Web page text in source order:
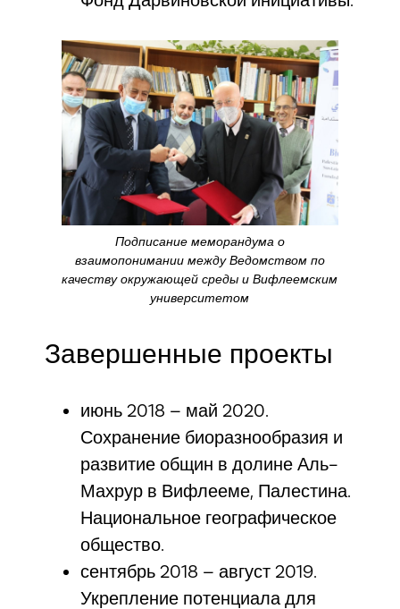
Подписание меморандума о
взаимопонимании между Ведомством по
качеству окружающей среды и Вифлеемским
университетом
Завершенные проекты
июнь 2018 – май 2020.
Сохранение биоразнообразия и
развитие общин в долине Аль-
Махрур в Вифлееме, Палестина.
Национальное географическое
общество.
сентябрь 2018 – август 2019.
Укрепление потенциала для